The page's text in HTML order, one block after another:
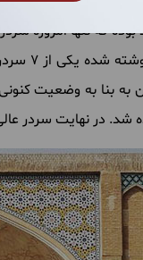
سردر آن باقی‌مانده‌است. این
بنا به وضعیت کنونی
در نهایت سردر عالی